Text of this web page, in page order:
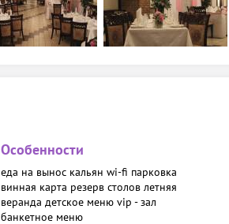
Особенности
еда на вынос кальян wi-fi парковка
винная карта резерв столов летняя
веранда детское менюvip - зал
банкетное меню